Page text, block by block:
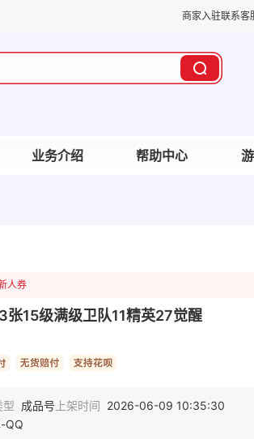
商家入驻联系客
业务介绍 帮助中心
人券
张15级满级卫队11精英27觉醒
型 成品号 上架时间 2026-06-09 10:35:30
QQ